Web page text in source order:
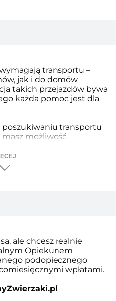
dary od firm i
zaczynają nowe
transportu –
jak i do domów
takich przejazdów bywa
każda pomoc jest dla
poszukiwaniu transportu
możliwość
e-mail:
ale chcesz realnie
Opiekunem
podopiecznego
wpłatami.